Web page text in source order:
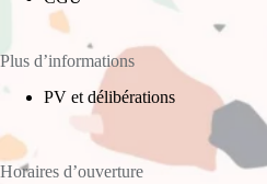
Plus d’informations
PV et délibérations
Horaires d’ouverture